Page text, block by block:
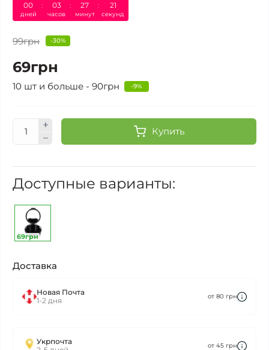
00
дней
: 03
часов
: 27
минут
: 21
секунд
99грн -30%
69грн
10 шт и больше - 90грн -9%
Купить
Доступные варианты:
69грн
Доставка
Новая Почта
1-2 дня
от 80 грн
Укрпочта
от 45 грн